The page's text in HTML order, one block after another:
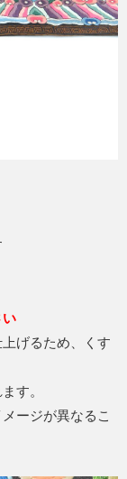
い
げるため、くす
す。
ージが異なるこ